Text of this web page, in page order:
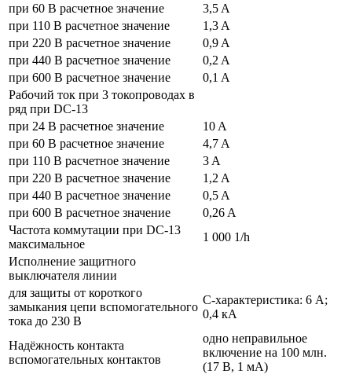
при 60 В расчетное значение
3,5 A
при 110 В расчетное значение
1,3 A
при 220 В расчетное значение
0,9 A
при 440 В расчетное значение
0,2 A
при 600 В расчетное значение
0,1 A
Рабочий ток при 3 токопроводах в
ряд при DC-13
при 24 В расчетное значение
10 A
при 60 В расчетное значение
4,7 A
при 110 В расчетное значение
3 A
при 220 В расчетное значение
1,2 A
при 440 В расчетное значение
0,5 A
при 600 В расчетное значение
0,26 A
Частота коммутации при DC-13
максимальное
1 000 1/h
Исполнение защитного
выключателя линии
для защиты от короткого
замыкания цепи вспомогательного
тока до 230 В
C-характеристика: 6 A;
0,4 кА
Надёжность контакта
вспомогательных контактов
одно неправильное
включение на 100 млн.
(17 В, 1 мА)